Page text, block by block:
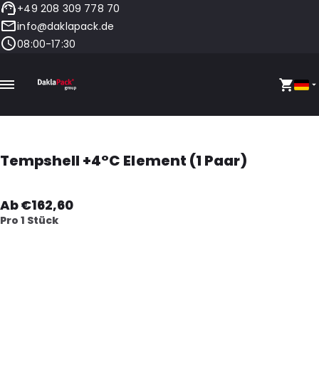
+49 208 309 778 70
info@daklapack.de
08:00-17:30
Tempshell +4°C Element (1 Paar)
Ab €162,60
Pro 1 Stück